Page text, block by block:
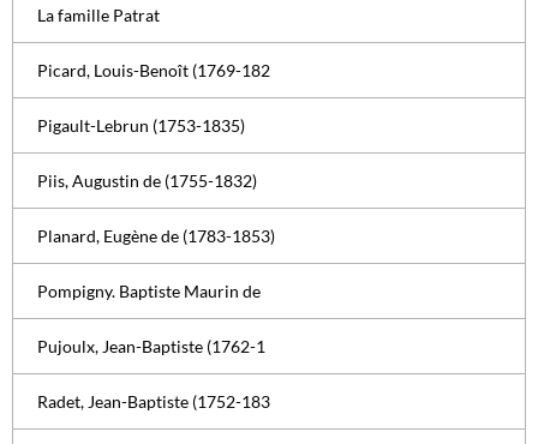
La famille Patrat
Picard, Louis-Benoît (1769-182
Pigault-Lebrun (1753-1835)
Piis, Augustin de (1755-1832)
Planard, Eugène de (1783-1853)
Pompigny. Baptiste Maurin de
Pujoulx, Jean-Baptiste (1762-1
Radet, Jean-Baptiste (1752-183